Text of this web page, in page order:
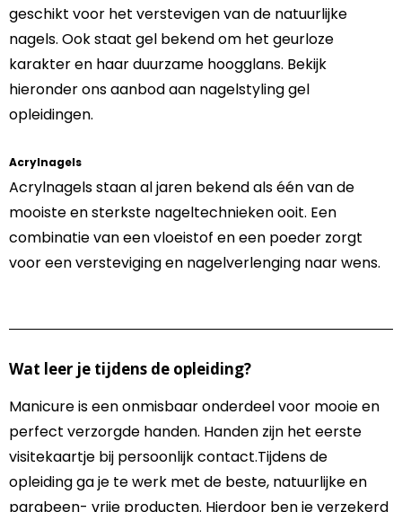
geschikt voor het verstevigen van de natuurlijke
nagels. Ook staat gel bekend om het geurloze
karakter en haar duurzame hoogglans. Bekijk
hieronder ons aanbod aan nagelstyling gel
opleidingen.
Acrylnagels
Acrylnagels staan al jaren bekend als één van de
mooiste en sterkste nageltechnieken ooit. Een
combinatie van een vloeistof en een poeder zorgt
voor een versteviging en nagelverlenging naar wens.
Wat leer je tijdens de opleiding?
Manicure is een onmisbaar onderdeel voor mooie en
perfect verzorgde handen. Handen zijn het eerste
visitekaartje bij persoonlijk contact.Tijdens de
opleiding ga je te werk met de beste, natuurlijke en
parabeen- vrije producten. Hierdoor ben je verzekerd